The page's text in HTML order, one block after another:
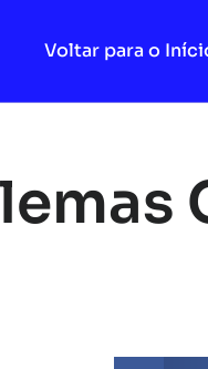
Voltar para o